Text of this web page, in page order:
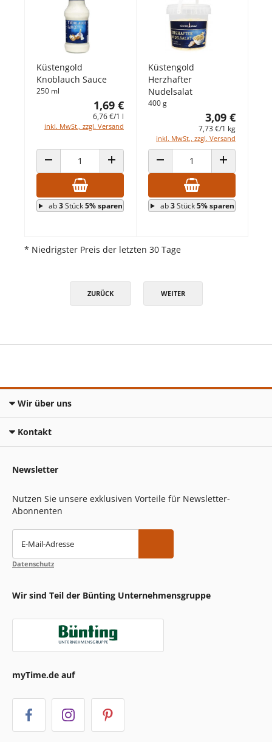
Küstengold
Knoblauch Sauce
250 ml
1,69 €
6,76 €/1 l
inkl. MwSt., zzgl. Versand
ANZAHL VERRINGERNANZAHL ERHÖHEN
ab3Stück5% sparen
Küstengold
Herzhafter
Nudelsalat
400 g
3,09 €
7,73 €/1 kg
inkl. MwSt., zzgl. Versand
ANZAHL VERRINGERNANZAHL
ab3Stück5% sparen
* Niedrigster Preis der letzten 30 Tage
ZURÜCK WEITER
Wir über uns
Kontakt
Newsletter
Nutzen Sie unsere exklusiven Vorteile für Newsletter-
Abonnenten
E-Mail-Adresse
Datenschutz
Wir sind Teil der Bünting Unternehmensgruppe
myTime.de auf